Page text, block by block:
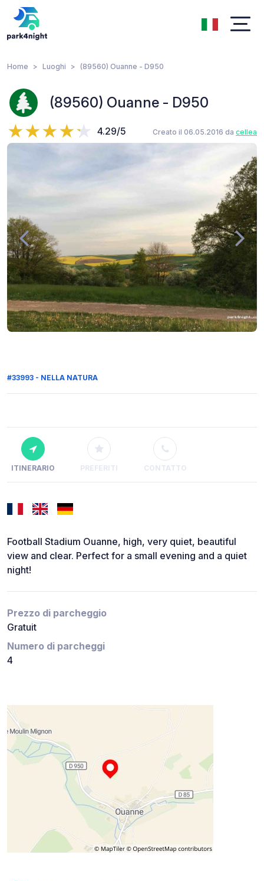
Home Luoghi (89560) Ouanne - D950
(89560) Ouanne - D950
4.29/5 Creato il 06.05.2016 da cellea
#33993 - NELLA NATURA
ITINERARIO PREFERITI CONTATTO
Football Stadium Ouanne, high, very quiet, beautiful
view and clear. Perfect for a small evening and a quiet
night!
Prezzo di parcheggio
Gratuit
Numero di parcheggi
4